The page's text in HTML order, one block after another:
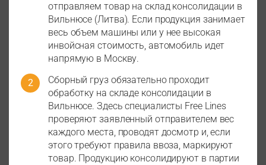
отправляем товар на склад консолидации в
Вильнюсе (Литва). Если продукция занимает
весь объем машины или у нее высокая
инвойсная стоимость, автомобиль идет
напрямую в Москву.
Сборный груз обязательно проходит
обработку на складе консолидации в
Вильнюсе. Здесь специалисты Free Lines
проверяют заявленный отправителем вес
каждого места, проводят досмотр и, если
этого требуют правила ввоза, маркируют
товар. Продукцию консолидируют в партии